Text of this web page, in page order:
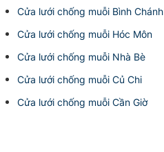
Cửa lưới chống muỗi Bình Chánh
Cửa lưới chống muỗi Hóc Môn
Cửa lưới chống muỗi Nhà Bè
Cửa lưới chống muỗi Củ Chi
Cửa lưới chống muỗi Cần Giờ